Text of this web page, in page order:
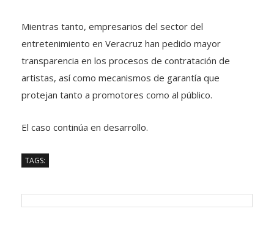
Mientras tanto, empresarios del sector del
entretenimiento en Veracruz han pedido mayor
transparencia en los procesos de contratación de
artistas, así como mecanismos de garantía que
protejan tanto a promotores como al público.
El caso continúa en desarrollo.
TAGS: